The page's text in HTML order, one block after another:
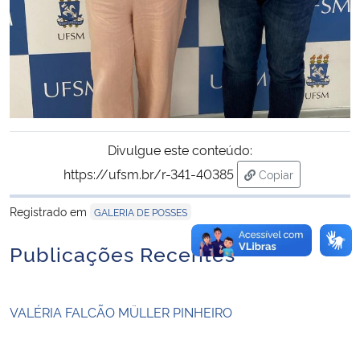
Secretaria de Governo
Gabinete de Segurança Institucional
Advocacia-Geral da União
Banco Central do Brasil
Divulgue este conteúdo:
https://ufsm.br/r-341-40385
Copiar
para área de
Registrado em GALERIA DE POSSES
Publicações Recentes
VALÉRIA FALCÃO MÜLLER PINHEIRO